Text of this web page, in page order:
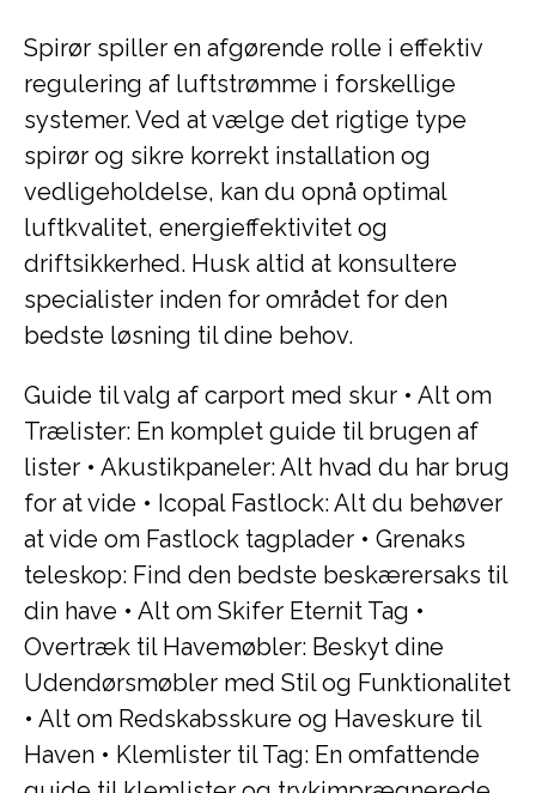
Spirør spiller en afgørende rolle i effektiv
regulering af luftstrømme i forskellige
systemer. Ved at vælge det rigtige type
spirør og sikre korrekt installation og
vedligeholdelse, kan du opnå optimal
luftkvalitet, energieffektivitet og
driftsikkerhed. Husk altid at konsultere
specialister inden for området for den
bedste løsning til dine behov.
Guide til valg af carport med skur • Alt om
Trælister: En komplet guide til brugen af
lister • Akustikpaneler: Alt hvad du har brug
for at vide • Icopal Fastlock: Alt du behøver
at vide om Fastlock tagplader • Grenaks
teleskop: Find den bedste beskærersaks til
din have • Alt om Skifer Eternit Tag •
Overtræk til Havemøbler: Beskyt dine
Udendørsmøbler med Stil og Funktionalitet
• Alt om Redskabsskure og Haveskure til
Haven • Klemlister til Tag: En omfattende